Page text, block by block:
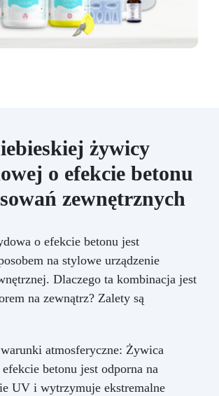
żywicy
o efekcie betonu
zewnętrznych
o efekcie betonu jest
na stylowe urządzenie
Dlaczego ta kombinacja jest
na zewnątrz? Zalety są
atmosferyczne: Żywica
betonu jest odporna na
UV i wytrzymuje ekstremalne